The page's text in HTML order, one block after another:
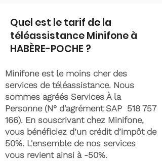
Quel est le tarif de la
téléassistance Minifone à
HABÈRE-POCHE ?
Minifone est le moins cher des
services de téléassistance. Nous
sommes agréés Services À la
Personne (N° d'agrément SAP 518 757
166). En souscrivant chez Minifone,
vous bénéficiez d’un crédit d’impôt de
50%. L'ensemble de nos services
vous revient ainsi à -50%.